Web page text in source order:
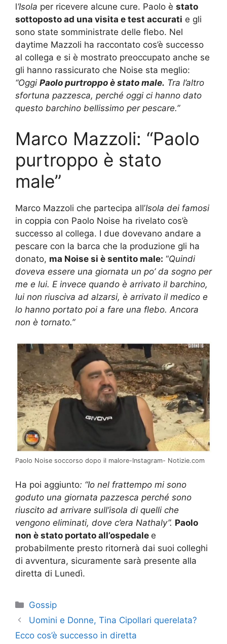
l‘Isola per ricevere alcune cure. Paolo è stato
sottoposto ad una visita e test accurati e gli
sono state somministrate delle flebo. Nel
daytime Mazzoli ha raccontato cos’è successo
al collega e si è mostrato preoccupato anche se
gli hanno rassicurato che Noise sta meglio:
“Oggi Paolo purtroppo è stato male. Tra l’altro
sfortuna pazzesca, perché oggi ci hanno dato
questo barchino bellissimo per pescare.”
Marco Mazzoli: “Paolo
purtroppo è stato
male”
Marco Mazzoli che partecipa all’Isola dei famosi
in coppia con Paolo Noise ha rivelato cos’è
successo al collega. I due dovevano andare a
pescare con la barca che la produzione gli ha
donato, ma Noise si è sentito male: “Quindi
doveva essere una giornata un po’ da sogno per
me e lui. E invece quando è arrivato il barchino,
lui non riusciva ad alzarsi, è arrivato il medico e
lo hanno portato poi a fare una flebo. Ancora
non è tornato.”
Paolo Noise soccorso dopo il malore-Instagram- Notizie.com
Ha poi aggiunto: “Io nel frattempo mi sono
goduto una giornata pazzesca perché sono
riuscito ad arrivare sull’isola di quelli che
vengono eliminati, dove c’era Nathaly”. Paolo
non è stato portato all’ospedale e
probabilmente presto ritornerà dai suoi colleghi
di avventura, sicuramente sarà presente alla
diretta di Lunedì.
Categorie
Gossip
Uomini e Donne, Tina Cipollari querelata?
Ecco cos’è successo in diretta